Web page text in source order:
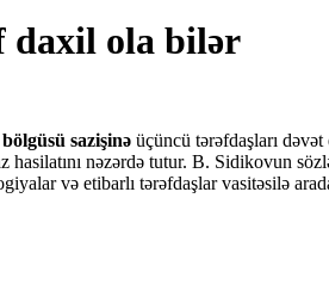
daxil ola bilər
sazişinə üçüncü tərəfdaşları
nəzərdə tutur. B. Sidikovun
və etibarlı tərəfdaşlar vasitəsilə